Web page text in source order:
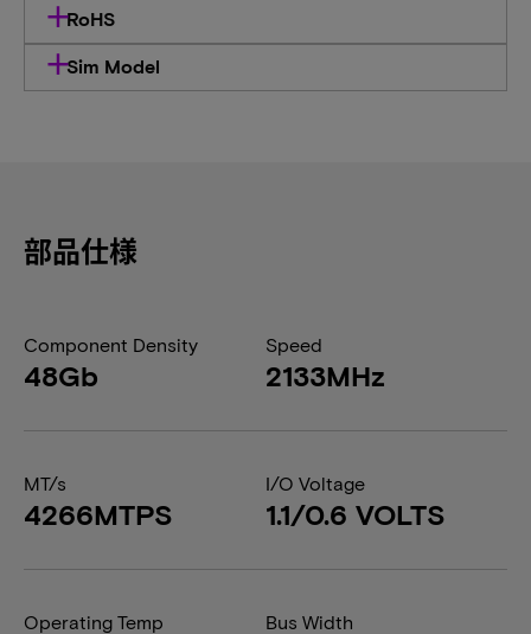
RoHS
Sim Model
部品仕様
Component Density
48Gb
Speed
2133MHz
MT/s
4266MTPS
I/O Voltage
1.1/0.6 VOLTS
Operating Temp Bus Width